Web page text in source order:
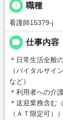
info 職種
看護師15379-j
label 仕事内容
＊日常生活全般
（バイタルサイ
など）
＊利用者への介
＊送迎業務含む
（ＡＴ限定可））